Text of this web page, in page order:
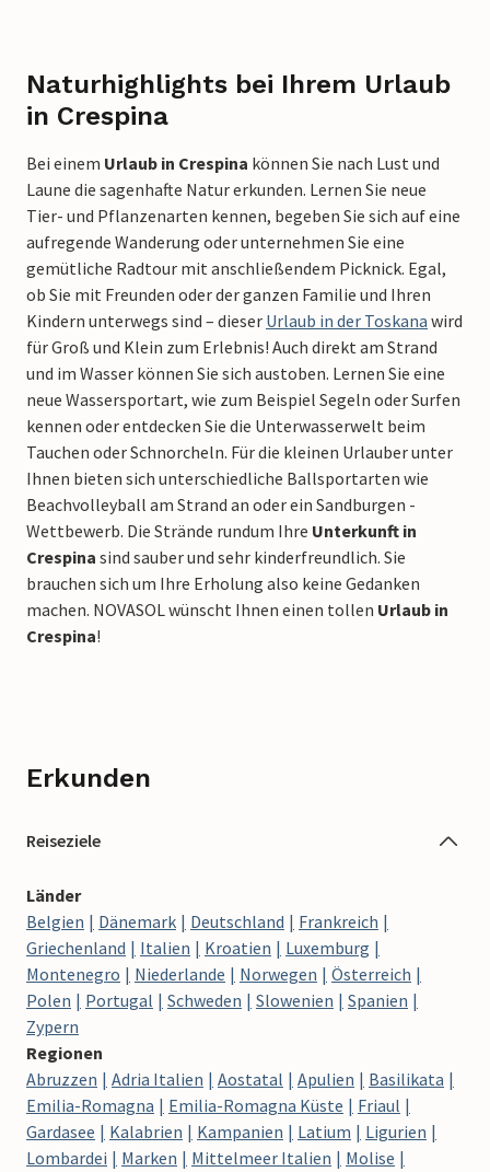
Naturhighlights bei Ihrem Urlaub
in Crespina
Bei einem Urlaub in Crespina können Sie nach Lust und
Laune die sagenhafte Natur erkunden. Lernen Sie neue
Tier- und Pflanzenarten kennen, begeben Sie sich auf eine
aufregende Wanderung oder unternehmen Sie eine
gemütliche Radtour mit anschließendem Picknick. Egal,
ob Sie mit Freunden oder der ganzen Familie und Ihren
Kindern unterwegs sind – dieser Urlaub in der Toskana wird
für Groß und Klein zum Erlebnis! Auch direkt am Strand
und im Wasser können Sie sich austoben. Lernen Sie eine
neue Wassersportart, wie zum Beispiel Segeln oder Surfen
kennen oder entdecken Sie die Unterwasserwelt beim
Tauchen oder Schnorcheln. Für die kleinen Urlauber unter
Ihnen bieten sich unterschiedliche Ballsportarten wie
Beachvolleyball am Strand an oder ein Sandburgen -
Wettbewerb. Die Strände rundum Ihre Unterkunft in
Crespina sind sauber und sehr kinderfreundlich. Sie
brauchen sich um Ihre Erholung also keine Gedanken
machen. NOVASOL wünscht Ihnen einen tollen Urlaub in
Crespina!
Erkunden
Reiseziele
Länder
Belgien
Dänemark Deutschland
Frankreich
Griechenland
Italien Kroatien
Luxemburg
Montenegro
Niederlande Norwegen
Österreich
Polen
Portugal Schweden Slowenien
Spanien
Zypern
Regionen
Abruzzen
Adria Italien Aostatal Apulien
Basilikata
Emilia-Romagna
Emilia-Romagna Küste
Friaul
Gardasee
Kalabrien Kampanien Latium
Ligurien
Lombardei
Marken Mittelmeer Italien
Molise